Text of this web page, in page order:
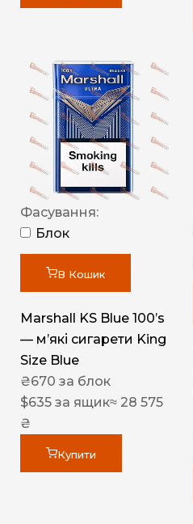
Фасування:
Блок
В Кошик
Marshall KS Blue 100’s
— м’які сигарети King
Size Blue
₴670 за блок
$635 за ящик≈ 28 575
₴
Купити